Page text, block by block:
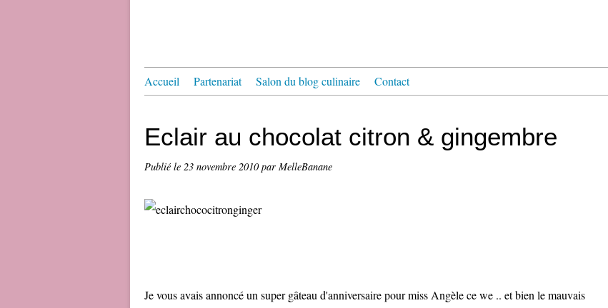
Accueil Partenariat Salon du blog culinaire Contact
Eclair au chocolat citron & gingembre
Publié le 23 novembre 2010par MelleBanane
Je vous avais annoncé un super gâteau d'anniversaire pour miss Angèle ce we .. et bien le mauvais